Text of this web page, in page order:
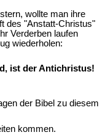
wollte man ihre
des "Anstatt-Christus"
Verderben laufen
wiederholen:
ist der Antichristus!
der Bibel zu diesem
kommen.